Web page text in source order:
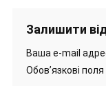
Залишити
Ваша e-mail
Обов’язкові